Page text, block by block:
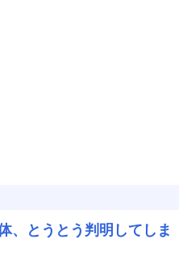
、とうとう判明してしま